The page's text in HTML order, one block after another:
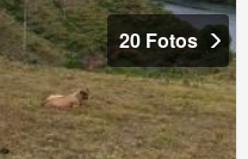
20 Fotos